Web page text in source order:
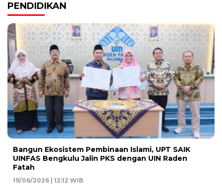
PENDIDIKAN
Bangun Ekosistem Pembinaan Islami, UPT SAIK
UINFAS Bengkulu Jalin PKS dengan UIN Raden
Fatah
19/06/2026 | 12:12 WIB